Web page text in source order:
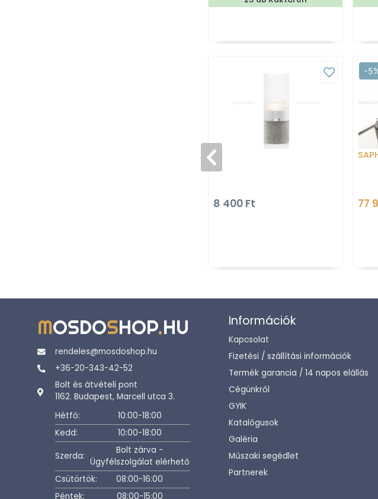
8 400 Ft
-
77
MOSDOSHOP.HU
rendeles@mosdoshop.hu
+36-20-343-42-52
Bolt és átvételi pont
1162. Budapest, Marcell utca 3.
Hétfő:
10:00-18:00
Kedd:
10:00-18:00
Szerda:
Bolt zárva -
Ügyfélszolgálat elérhető
Csütörtök:
08:00-16:00
Péntek:
08:00-15:00
Információk
Kapcsolat
Fizetési / szállítási információk
Termék garancia / 14 napos elállás
Cégünkről
GYIK
Katalógusok
Galéria
Műszaki segédlet
Partnerek